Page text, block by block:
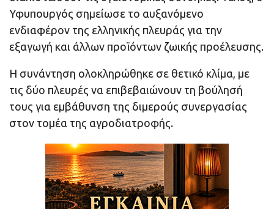
Υφυπουργός σημείωσε το αυξανόμενο
ενδιαφέρον της ελληνικής πλευράς για την
εξαγωγή και άλλων προϊόντων ζωικής προέλευσης.
Η συνάντηση ολοκληρώθηκε σε θετικό κλίμα, με
τις δύο πλευρές να επιβεβαιώνουν τη βούλησή
τους για εμβάθυνση της διμερούς συνεργασίας
στον τομέα της αγροδιατροφής.